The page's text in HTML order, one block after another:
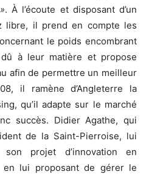
. À l’écoute et disposant d’un
libre, il prend en compte les
le poids encombrant
à leur matière et propose
afin de permettre un meilleur
il ramène d’Angleterre la
qu’il adapte sur le marché
succès. Didier Agathe, qui
de la Saint-Pierroise, lui
projet d’innovation en
en lui proposant de gérer le